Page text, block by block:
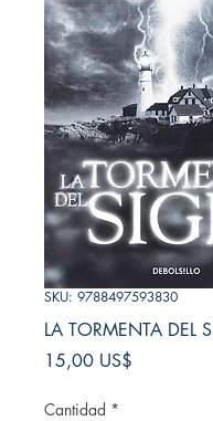
SKU: 9788497593830
LA TORMENTA DEL
15,00 US$
Cantidad *